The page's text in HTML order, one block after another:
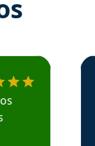
Aprova Concursos